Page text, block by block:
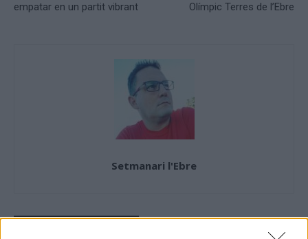
empatar en un partit vibrant
Olímpic Terres de l’Ebre
Setmanari l'Ebre